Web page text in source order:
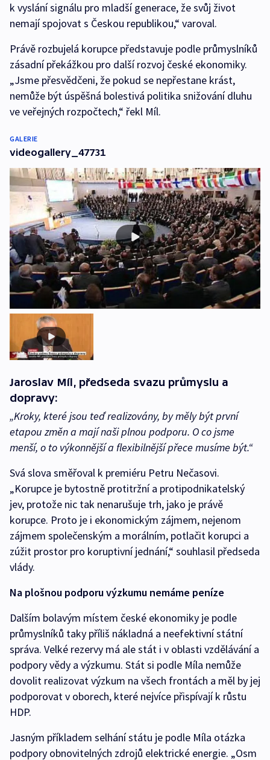
k vyslání signálu pro mladší generace, že svůj život
nemají spojovat s Českou republikou,“ varoval.
Právě rozbujelá korupce představuje podle průmyslníků
zásadní překážkou pro další rozvoj české ekonomiky.
„Jsme přesvědčeni, že pokud se nepřestane krást,
nemůže být úspěšná bolestivá politika snižování dluhu
ve veřejných rozpočtech,“ řekl Míl.
GALERIE
videogallery_47731
Jaroslav Míl, předseda svazu průmyslu a
dopravy:
„Kroky, které jsou teď realizovány, by měly být první
etapou změn a mají naši plnou podporu. O co jsme
menší, o to výkonnější a flexibilnější přece musíme být.“
Svá slova směřoval k premiéru Petru Nečasovi.
„Korupce je bytostně protitržní a protipodnikatelský
jev, protože nic tak nenarušuje trh, jako je právě
korupce. Proto je i ekonomickým zájmem, nejenom
zájmem společenským a morálním, potlačit korupci a
zúžit prostor pro koruptivní jednání,“ souhlasil předseda
vlády.
Na plošnou podporu výzkumu nemáme peníze
Dalším bolavým místem české ekonomiky je podle
průmyslníků taky příliš nákladná a neefektivní státní
správa. Velké rezervy má ale stát i v oblasti vzdělávání a
podpory vědy a výzkumu. Stát si podle Míla nemůže
dovolit realizovat výzkum na všech frontách a měl by jej
podporovat v oborech, které nejvíce přispívají k růstu
HDP.
Jasným příkladem selhání státu je podle Míla otázka
podpory obnovitelných zdrojů elektrické energie. „Osm